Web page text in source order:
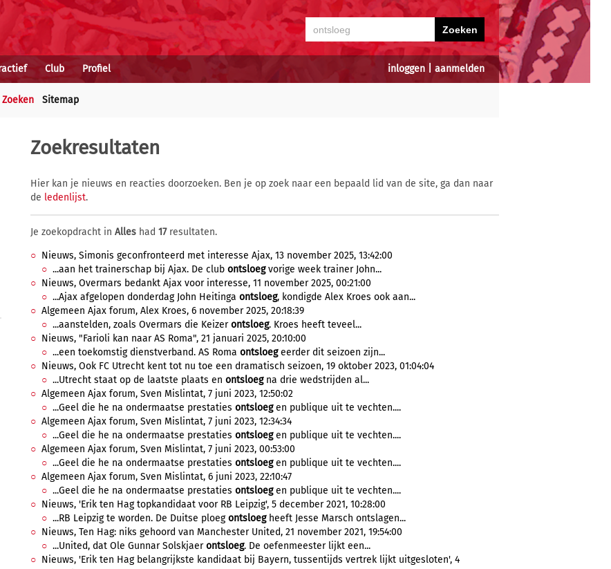
inloggen aanmelden
Club Profiel
Zoeken Sitemap
Zoekresultaten
Hier kan je nieuws en reacties doorzoeken. Ben je op zoek naar een bepaald lid van de site, ga dan naar
de ledenlijst.
Je zoekopdracht in Alles had 17resultaten.
Nieuws, Simonis geconfronteerd met interesse Ajax, 13 november 2025, 13:42:00
...aan het trainerschap bij Ajax. De club ontsloegvorige week trainer John...
Nieuws, Overmars bedankt Ajax voor interesse, 11 november 2025, 00:21:00
...Ajax afgelopen donderdag John Heitinga ontsloeg, kondigde Alex Kroes ook aan...
Algemeen Ajax forum, Alex Kroes, 6 november 2025, 20:18:39
...aanstelden, zoals Overmars die Keizerontsloeg. Kroes heeft teveel...
Nieuws, "Farioli kan naar AS Roma", 21 januari 2025, 20:10:00
...een toekomstig dienstverband. AS Roma ontsloegeerder dit seizoen zijn...
Nieuws, Ook FC Utrecht kent tot nu toe een dramatisch seizoen, 19 oktober 2023, 01:04:04
...Utrecht staat op de laatste plaats en ontsloegna drie wedstrijden al...
Algemeen Ajax forum, Sven Mislintat, 7 juni 2023, 12:50:02
...Geel die he na ondermaatse prestaties ontsloegen publique uit te vechten....
Algemeen Ajax forum, Sven Mislintat, 7 juni 2023, 12:34:34
...Geel die he na ondermaatse prestaties ontsloegen publique uit te vechten....
Algemeen Ajax forum, Sven Mislintat, 7 juni 2023, 00:53:00
...Geel die he na ondermaatse prestaties ontsloegen publique uit te vechten....
Algemeen Ajax forum, Sven Mislintat, 6 juni 2023, 22:10:47
...Geel die he na ondermaatse prestaties ontsloegen publique uit te vechten....
Nieuws, 'Erik ten Hag topkandidaat voor RB Leipzig', 5 december 2021, 10:28:00
...RB Leipzig te worden. De Duitse ploegontsloegheeft Jesse Marsch ontslagen...
Nieuws, Ten Hag: niks gehoord van Manchester United, 21 november 2021, 19:54:00
...United, dat Ole Gunnar Solskjaerontsloeg. De oefenmeester lijkt een...
Nieuws, 'Erik ten Hag belangrijkste kandidaat bij Bayern, tussentijds vertrek lijkt uitgesloten', 4